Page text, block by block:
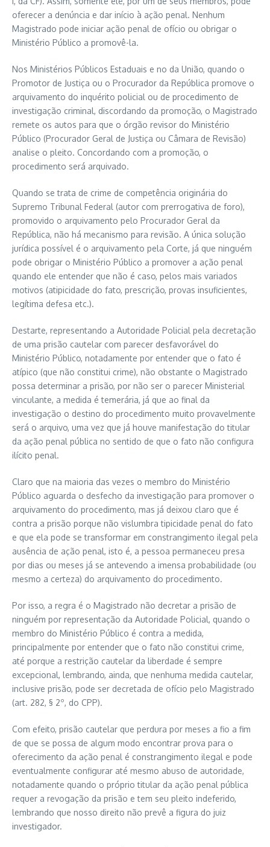
oferecer a denúncia e dar início à ação penal. Nenhum
Magistrado pode iniciar ação penal de ofício ou obrigar o
Ministério Público a promovê-la.
Nos Ministérios Públicos Estaduais e no da União, quando o
Promotor de Justiça ou o Procurador da República promove o
arquivamento do inquérito policial ou de procedimento de
investigação criminal, discordando da promoção, o Magistrado
remete os autos para que o órgão revisor do Ministério
Público (Procurador Geral de Justiça ou Câmara de Revisão)
analise o pleito. Concordando com a promoção, o
procedimento será arquivado.
Quando se trata de crime de competência originária do
Supremo Tribunal Federal (autor com prerrogativa de foro),
promovido o arquivamento pelo Procurador Geral da
República, não há mecanismo para revisão. A única solução
jurídica possível é o arquivamento pela Corte, já que ninguém
pode obrigar o Ministério Público a promover a ação penal
quando ele entender que não é caso, pelos mais variados
motivos (atipicidade do fato, prescrição, provas insuficientes,
legítima defesa etc.).
Destarte, representando a Autoridade Policial pela decretação
de uma prisão cautelar com parecer desfavorável do
Ministério Público, notadamente por entender que o fato é
atípico (que não constitui crime), não obstante o Magistrado
possa determinar a prisão, por não ser o parecer Ministerial
vinculante, a medida é temerária, já que ao final da
investigação o destino do procedimento muito provavelmente
será o arquivo, uma vez que já houve manifestação do titular
da ação penal pública no sentido de que o fato não configura
ilícito penal.
Claro que na maioria das vezes o membro do Ministério
Público aguarda o desfecho da investigação para promover o
arquivamento do procedimento, mas já deixou claro que é
contra a prisão porque não vislumbra tipicidade penal do fato
e que ela pode se transformar em constrangimento ilegal pela
ausência de ação penal, isto é, a pessoa permaneceu presa
por dias ou meses já se antevendo a imensa probabilidade (ou
mesmo a certeza) do arquivamento do procedimento.
Por isso, a regra é o Magistrado não decretar a prisão de
ninguém por representação da Autoridade Policial, quando o
membro do Ministério Público é contra a medida,
principalmente por entender que o fato não constitui crime,
até porque a restrição cautelar da liberdade é sempre
excepcional, lembrando, ainda, que nenhuma medida cautelar,
inclusive prisão, pode ser decretada de ofício pelo Magistrado
(art. 282, § 2º, do CPP).
Com efeito, prisão cautelar que perdura por meses a fio a fim
de que se possa de algum modo encontrar prova para o
oferecimento da ação penal é constrangimento ilegal e pode
eventualmente configurar até mesmo abuso de autoridade,
notadamente quando o próprio titular da ação penal pública
requer a revogação da prisão e tem seu pleito indeferido,
lembrando que nosso direito não prevê a figura do juiz
investigador.